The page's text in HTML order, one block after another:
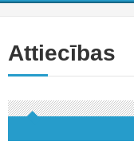
Attiecības